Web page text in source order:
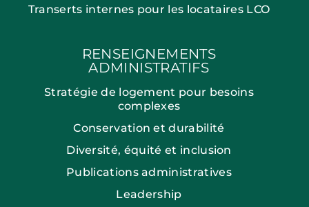
Transerts internes pour les locataires LCO
RENSEIGNEMENTS
ADMINISTRATIFS
Stratégie de logement pour besoins
complexes
Conservation et durabilité
Diversité, équité et inclusion
Publications administratives
Leadership